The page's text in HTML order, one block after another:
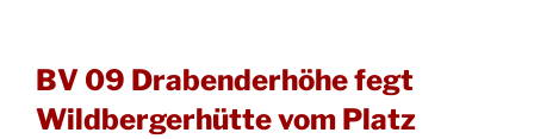
BV 09 Drabenderhöhe fegt
Wildbergerhütte vom Platz